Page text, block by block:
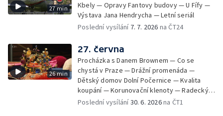
27 min
Kbely — Opravy Fantovy budovy — U Fífy —
Výstava Jana Hendrycha — Letní seriál
Poslední vysílání 7. 7. 2026 na ČT24
26 min
27. června
Procházka s Danem Brownem — Co se
chystá v Praze — Drážní promenáda —
Dětský domov Dolní Počernice — Kvalita
koupání — Korunovační klenoty — Radecký
zpátky na Malostranské náměstí — 50 let
Poslední vysílání30. 6. 2026na ČT1